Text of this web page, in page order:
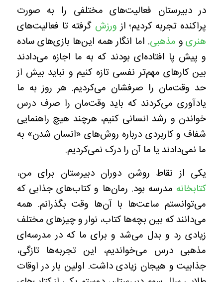
در دبیرستان فعالیت‌های مختلفی را به صورت
پراکنده تجربه کردیم؛ ازورزش گرفته تا فعالیت‌های
هنریو مذهبی. اما انگار همه این‌ها بازی‌های ساده
و پیش پا افتاده‌ای بودند که به ما اجازه می‌دادند
بین کارهای مهم‌تر نفسی تازه کنیم و نباید بیش از
حد وقت‌مان را صرفشان می‌کردیم. هر روز به ما
یادآوری می‌کردند که باید وقت‌مان را صرف درس
خواندن و رشد انسانی کنیم، هرچند هیچ راهنمایی
شفاف و کاربردی درباره روش‌های «انسان شدن» به
ما نمی‌دادند یا ما آن را درک نمی‌کردیم.
یکی از نقاط روشن دوران دبیرستان برای من،
کتابخانه مدرسه بود. رمان‌ها و کتاب‌های جذابی که
می‌توانستم ساعت‌ها با آن‌ها وقت بگذرانم. همه
می‌دانند که بین بچه‌ها کتاب، نوار و چیزهای مختلف
زیادی رد و بدل می‌شد و برای ما که در مدرسه‌ای
مذهبی درس می‌خواندیم، این تجربه‌ها تازگی،
جذابیت و هیجان زیادی داشت. اولین بار در اوقات